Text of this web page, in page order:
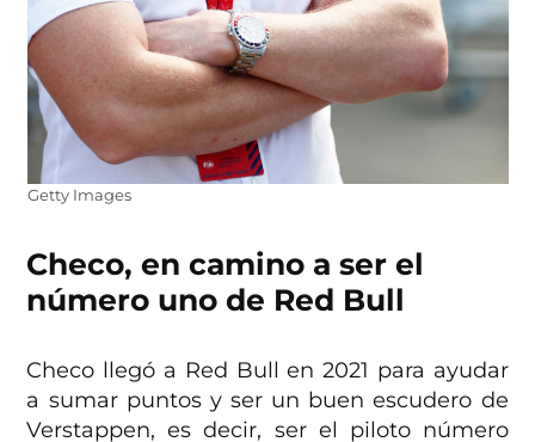
Getty Images
Checo, en camino a ser el
número uno de Red Bull
Checo llegó a Red Bull en 2021 para ayudar
a sumar puntos y ser un buen escudero de
Verstappen, es decir, ser el piloto número